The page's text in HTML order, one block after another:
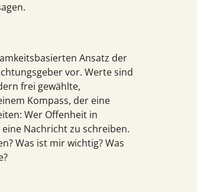
Ansatz der
vor. Werte sind
frei gewählte,
Kompass, der eine
Wer Offenheit in
Nachricht zu schreiben.
Was ist mir wichtig? Was